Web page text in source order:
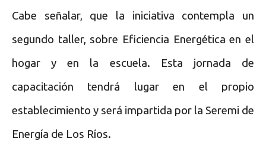
Cabe señalar, que la iniciativa contempla un
segundo taller, sobre Eficiencia Energética en el
hogar y en la escuela. Esta jornada de
capacitación tendrá lugar en el propio
establecimiento y será impartida por la Seremi de
Energía de Los Ríos.